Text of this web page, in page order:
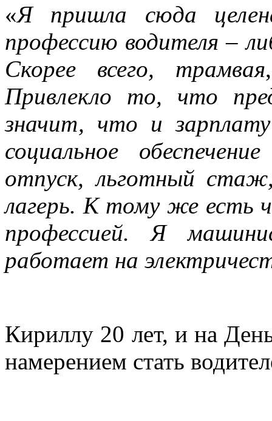
«Я пришла сюда
профессию водителя –
Скорее всего, трамвая
Привлекло то, что
значит, что и
социальное
отпуск, льготный
лагерь. К тому же есть
профессией. Я
работает на
Кириллу 20 лет, и на
намерением стать